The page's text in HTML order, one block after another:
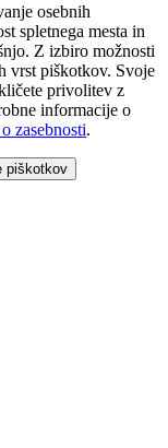
osebnih
spletnega mesta in
Z izbiro možnosti
vrst piškotkov. Svoje
privolitev z
informacije o
zasebnosti.
piškotkov